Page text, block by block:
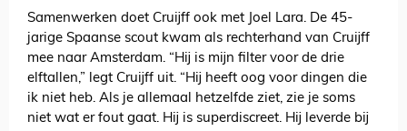
Samenwerken doet Cruijff ook met Joel Lara. De 45-
jarige Spaanse scout kwam als rechterhand van Cruijff
mee naar Amsterdam. “Hij is mijn filter voor de drie
elftallen,” legt Cruijff uit. “Hij heeft oog voor dingen die
ik niet heb. Als je allemaal hetzelfde ziet, zie je soms
niet wat er fout gaat. Hij is superdiscreet. Hij leverde bij